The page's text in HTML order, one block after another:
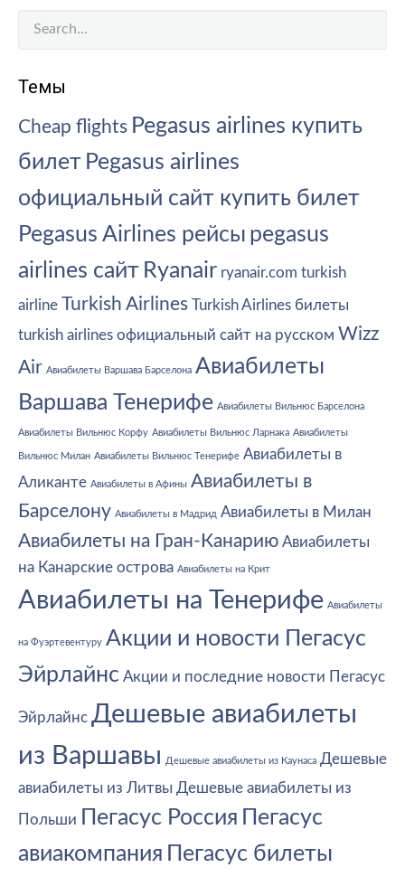
Темы
Cheap flights Pegasus airlines купить
билет Pegasus airlines
официальный сайт купить билет
Pegasus Airlines рейсы pegasus
airlines сайт Ryanair ryanair.com turkish
airline Turkish Airlines Turkish Airlines билеты
turkish airlines официальный сайт на русском Wizz
Air Авиабилеты Варшава Барселона Авиабилеты
Варшава Тенерифе Авиабилеты Вильнюс Барселона
Авиабилеты Вильнюс Корфу Авиабилеты Вильнюс Ларнака Авиабилеты
Вильнюс Милан Авиабилеты Вильнюс Тенерифе Авиабилеты в
Аликанте Авиабилеты в Афины Авиабилеты в
Барселону Авиабилеты в Мадрид Авиабилеты в Милан
Авиабилеты на Гран-Канарию Авиабилеты
на Канарские острова Авиабилеты на Крит
Авиабилеты на Тенерифе Авиабилеты
на Фуэртевентуру Акции и новости Пегасус
Эйрлайнс Акции и последние новости Пегасус
Эйрлайнс Дешевые авиабилеты
из Варшавы
Дешевые авиабилеты из Каунаса Дешевые
авиабилеты из Литвы Дешевые авиабилеты из
Польши Пегасус Россия Пегасус
авиакомпания Пегасус билеты